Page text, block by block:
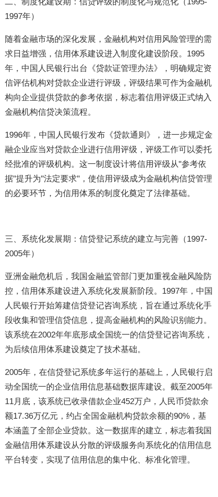
1997年）
随着金融市场的深化发展，金融机构对信用风险管理的需
求日益增强，信用体系建设进入制度化建设阶段。1995
年，中国人民银行出台《贷款证管理办法》，明确规定资
信评估机构对贷款企业进行评级，评级结果可作为金融机
构向企业提供贷款的参考依据，标志着信用评级正式纳入
金融机构信贷决策流程。
1996年，中国人民银行发布《贷款通则》，进一步规定金
融企业应当对贷款企业进行信用评级，评级工作可以委托
经批准的评级机构。这一制度设计将信用评级从"参考依
据"提升为"法定要求"，使信用评级成为金融机构信贷管理
的必要环节，为信用体系的制度化奠定了法律基础。
三、系统化发展期：信贷登记系统的建立与完善（1997-
2005年）
亚洲金融危机后，我国金融监管部门更加重视金融风险防
控，信用体系建设进入系统化发展新阶段。1997年，中国
人民银行开始筹建信贷登记咨询系统，旨在通过系统化手
段收集和管理信贷信息，提高金融机构的风险识别能力。
该系统在2002年年底形成全国统一的信贷登记咨询系统，
为后续信用体系建设奠定了技术基础。
2005年，在信贷登记系统多年运行的基础上，人民银行启
动全国统一的企业信用信息基础数据库建设。截至2005年
11月底，该系统已收录借款企业452万户，人民币贷款余
额17.36万亿元，约占全国金融机构贷款余额的90%，基
本涵盖了全部企业贷款。这一数据库的建立，标志着我国
金融信用体系建设从分散的评级服务向系统化的信用信息
平台转变，实现了信用信息的集中化、标准化管理。